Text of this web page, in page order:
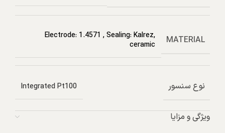
MATERIAL
Electrode: 1.4571 ,Sealing: Kalrez,
ceramic
نوع سنسور Integrated Pt100
ویژگی و مزایا